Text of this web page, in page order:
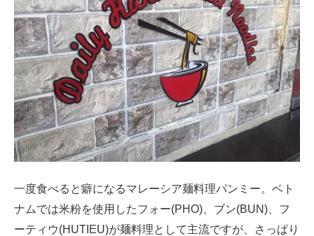
一度食べると癖になるマレーシア麺料理パンミー。ベト
ナムでは米粉を使用したフォー(PHO)、ブン(BUN)、フ
ーティウ(HUTIEU)が麺料理として主流ですが、さっぱり